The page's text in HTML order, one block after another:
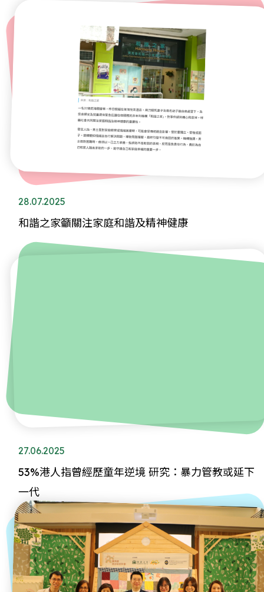
28.07.2025
和諧之家籲關注家庭和諧及精神健康
27.06.2025
53%港人指曾經歷童年逆境 研究：暴力管教或延下
一代